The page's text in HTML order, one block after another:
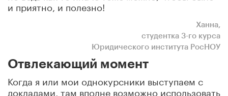
и приятно, и полезно!
Ханна,
студентка 3-го курса
Юридического института РосНОУ
Отвлекающий момент
Когда я или мои однокурсники выступаем с
докладами, там вполне возможно использовать